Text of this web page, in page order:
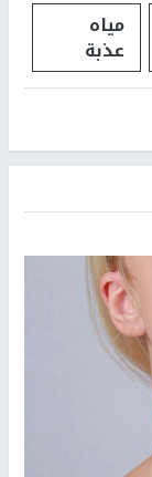
مياه
عذبة